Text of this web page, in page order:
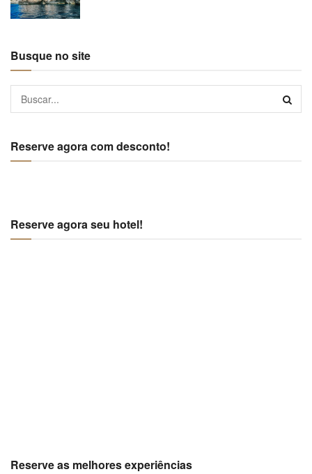
Busque no site
Reserve agora com desconto!
Reserve agora seu hotel!
Reserve as melhores experiências